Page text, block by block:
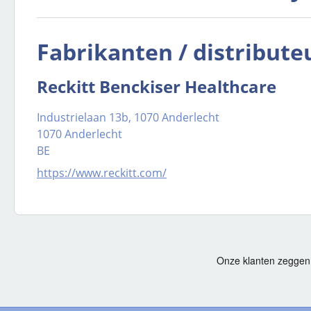
Fabrikanten /
Reckitt Benckiser Healthcare
Industrielaan 13b, 1070 Anderlecht
1070 Anderlecht
BE
https://www.reckitt.com/